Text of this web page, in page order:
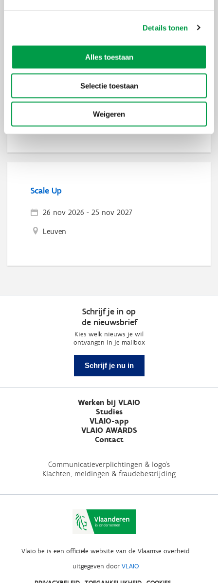
Details tonen
Alles toestaan
Selectie toestaan
Weigeren
Bootcamp communicatiestrategie (Gent)
13 okt 2026-27 okt 2026 , ...
Scale Up
26 nov 2026 - 25 nov 2027
Leuven
Schrijf je in op
de nieuwsbrief
Kies welk nieuws je wil
ontvangen in je mailbox
Schrijf je nu in
Werken bij VLAIO
Studies
VLAIO-app
VLAIO AWARDS
Contact
Communicatieverplichtingen & logo's
Klachten, meldingen & fraudebestrijding
Vlaio.be is een officiële website van de Vlaamse overheid
uitgegeven door VLAIO